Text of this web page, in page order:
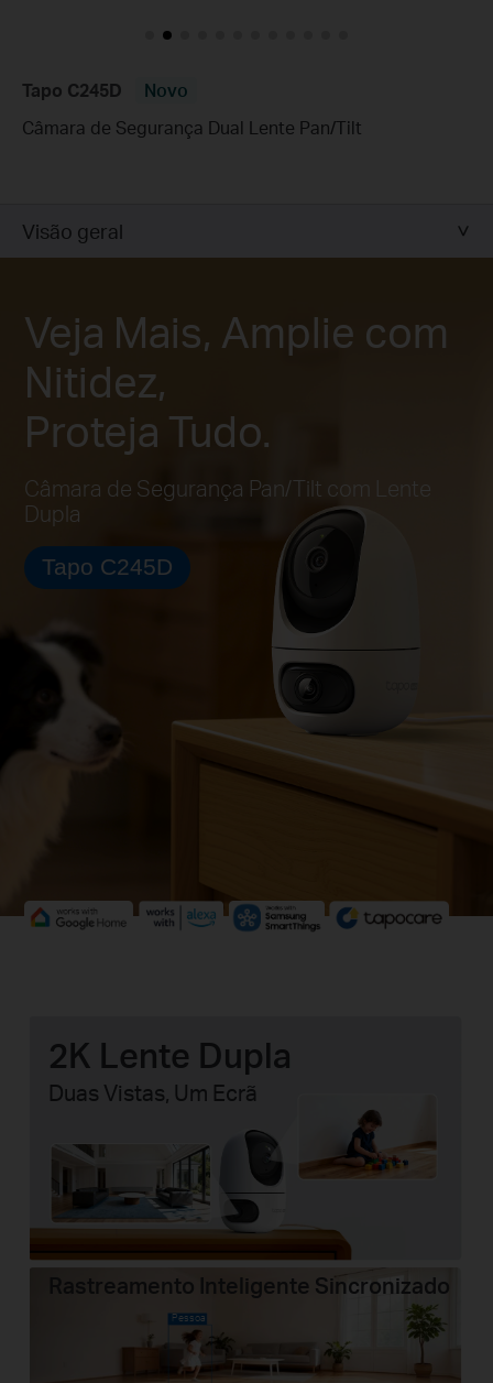
Tapo C245D
Novo
Câmara de Segurança Dual Lente Pan/Tilt
Visão geral
Veja Mais, Amplie com
Nitidez,
Proteja Tudo.
Câmara de Segurança Pan/Tilt com Lente
Dupla
Tapo C245D
2K Lente Dupla
Duas Vistas, Um Ecrã
Rastreamento Inteligente Sincronizado
Pessoa